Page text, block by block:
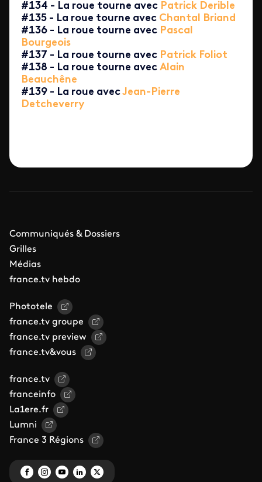
#134 - La roue tourne avec Patrick Derible
#135 - La roue tourne avec Chantal Briand
#136 - La roue tourne avec Pascal
Bourgeois
#137 - La roue tourne avec Patrick Foliot
#138 - La roue tourne avec Alain
Beauchêne
#139 - La roue avecJean-Pierre
Detcheverry
Communiqués & Dossiers
Grilles
Médias
france.tv hebdo
Phototele
france.tv groupe
france.tv preview
france.tv&vous
france.tv
franceinfo
La1ere.fr
Lumni
France 3 Régions